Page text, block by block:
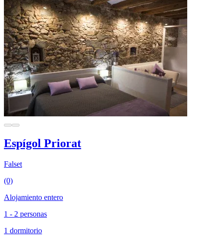
Espígol Priorat
Falset
(0)
Alojamiento entero
1 - 2 personas
1 dormitorio